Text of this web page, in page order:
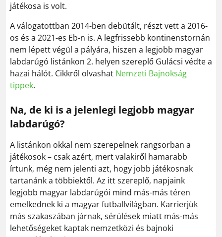
játékosa is volt.
A válogatottban 2014-ben debütált, részt vett a 2016-
os és a 2021-es Eb-n is. A legfrissebb kontinenstornán
nem lépett végül a pályára, hiszen a legjobb magyar
labdarúgó listánkon 2. helyen szereplő Gulácsi védte a
hazai hálót. Cikkről olvashat Nemzeti Bajnokság
tippek.
Na, de ki is a jelenlegi legjobb magyar
labdarúgó?
A listánkon okkal nem szerepelnek rangsorban a
játékosok – csak azért, mert valakiről hamarabb
írtunk, még nem jelenti azt, hogy jobb játékosnak
tartanánk a többiektől. Az itt szereplő, napjaink
legjobb magyar labdarúgói mind más-más téren
emelkednek ki a magyar futballvilágban. Karrierjük
más szakaszában járnak, sérülések miatt más-más
lehetőségeket kaptak nemzetközi és bajnoki